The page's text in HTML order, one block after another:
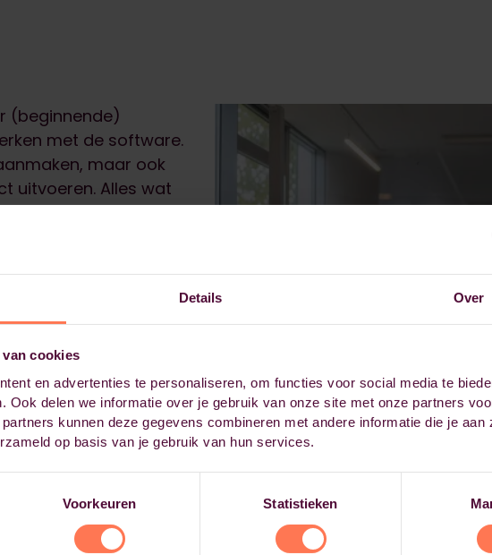
Details Over
cookies
en advertenties te personaliseren, om functies voor social media te
Ook delen we informatie over je gebruik van onze site met onze partners
kunnen deze gegevens combineren met andere informatie die je aan
op basis van je gebruik van hun services.
Voorkeuren Statistieken
(beginnende)
met de software.
maar ook
uitvoeren. Alles wat
zodat je Empower
3, ook bij complexe
werken en
start tot
berekeningen en